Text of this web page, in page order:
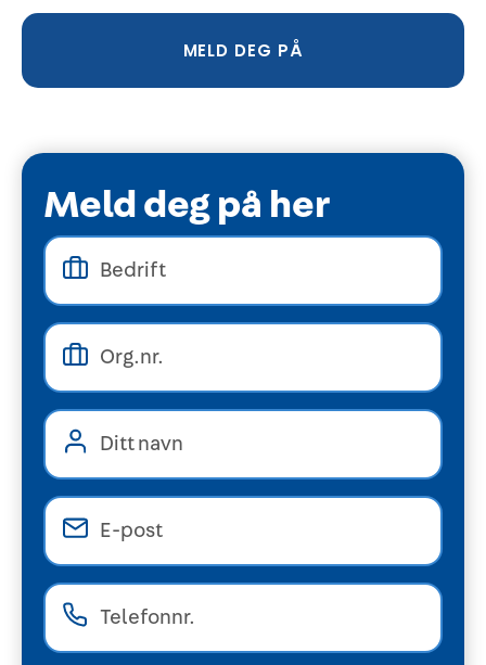
MELD DEG PÅ
Meld deg på her